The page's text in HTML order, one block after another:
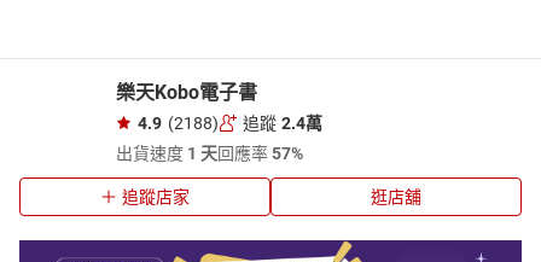
樂天Kobo電子書
4.9 (2188) 追蹤 2.4萬
出貨速度 1 天回應率57%
追蹤店家 逛店舖